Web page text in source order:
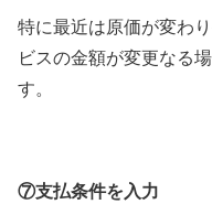
特に最近は原価が変わ
ビスの金額が変更なる
す。
⑦支払条件を入力